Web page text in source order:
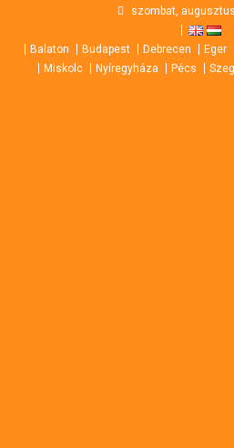
content
szombat,
Balaton Budapest Debrecen Eger
Miskolc
Nyíregyháza Pécs